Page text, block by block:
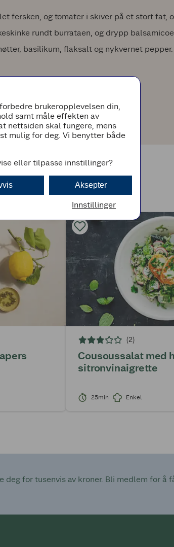
fersken, og tomater i skiver på et stort fat,
rundt burrataen, og drypp
basilikum, flaksalt og nykvernet pepper.
(2)
Cousoussalat med
sitronvinaigrette
25min Enkel
for tusenvis av kroner. Bli medlem for å
brukeropplevelsen din,
samt måle effekten av
nettsiden skal fungere, mens
mulig for deg. Vi benytter både
eller tilpasse innstillinger?
Aksepter
Innstillinger